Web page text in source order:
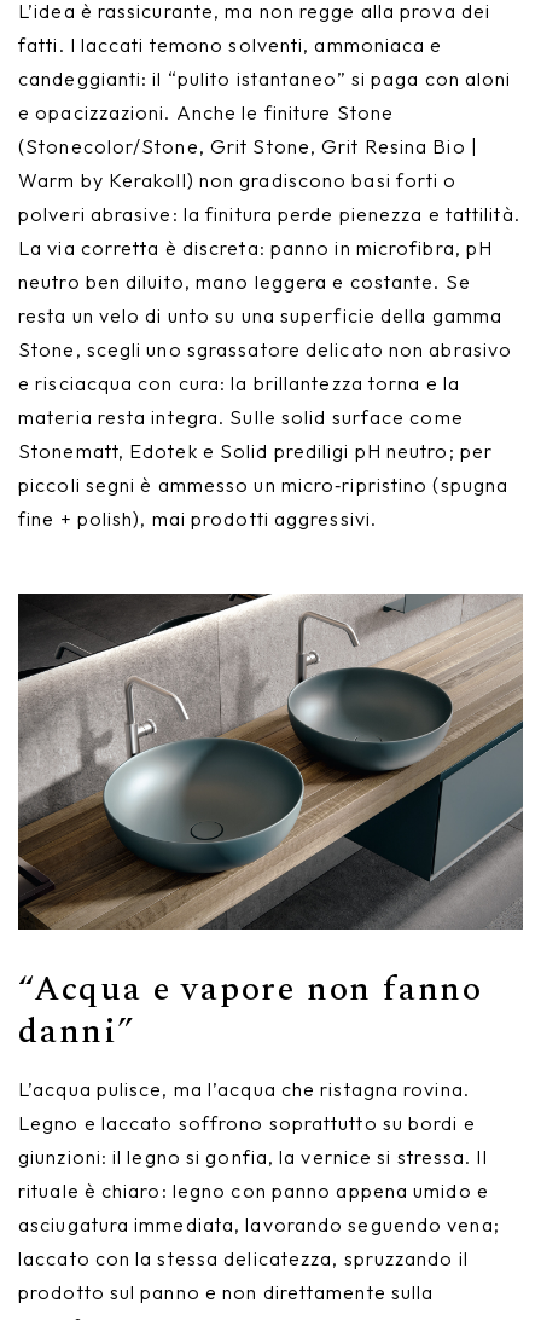
L’idea è rassicurante, ma non regge alla prova dei
fatti. I laccati temono solventi, ammoniaca e
candeggianti: il “pulito istantaneo” si paga con aloni
e opacizzazioni. Anche le finiture Stone
(Stonecolor/Stone, Grit Stone, Grit Resina Bio |
Warm by Kerakoll) non gradiscono basi forti o
polveri abrasive: la finitura perde pienezza e tattilità.
La via corretta è discreta: panno in microfibra, pH
neutro ben diluito, mano leggera e costante. Se
resta un velo di unto su una superficie della gamma
Stone, scegli uno sgrassatore delicato non abrasivo
e risciacqua con cura: la brillantezza torna e la
materia resta integra. Sulle solid surface come
Stonematt, Edotek e Solid prediligi pH neutro; per
piccoli segni è ammesso un micro‑ripristino (spugna
fine + polish), mai prodotti aggressivi.
“Acqua e vapore non fanno
danni”
L’acqua pulisce, ma l’acqua che ristagna rovina.
Legno e laccato soffrono soprattutto su bordi e
giunzioni: il legno si gonfia, la vernice si stressa. Il
rituale è chiaro: legno con panno appena umido e
asciugatura immediata, lavorando seguendo vena;
laccato con la stessa delicatezza, spruzzando il
prodotto sul panno e non direttamente sulla